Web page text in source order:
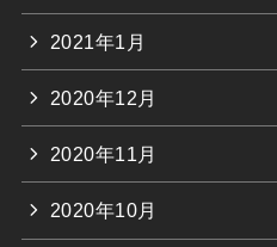
2021年1月
2020年12月
2020年11月
2020年10月